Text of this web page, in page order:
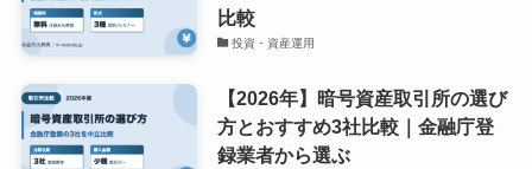
比較
投資・資産運用
【2026年】暗号資産取引所の選び
方とおすすめ3社比較｜金融庁登
録業者から選ぶ